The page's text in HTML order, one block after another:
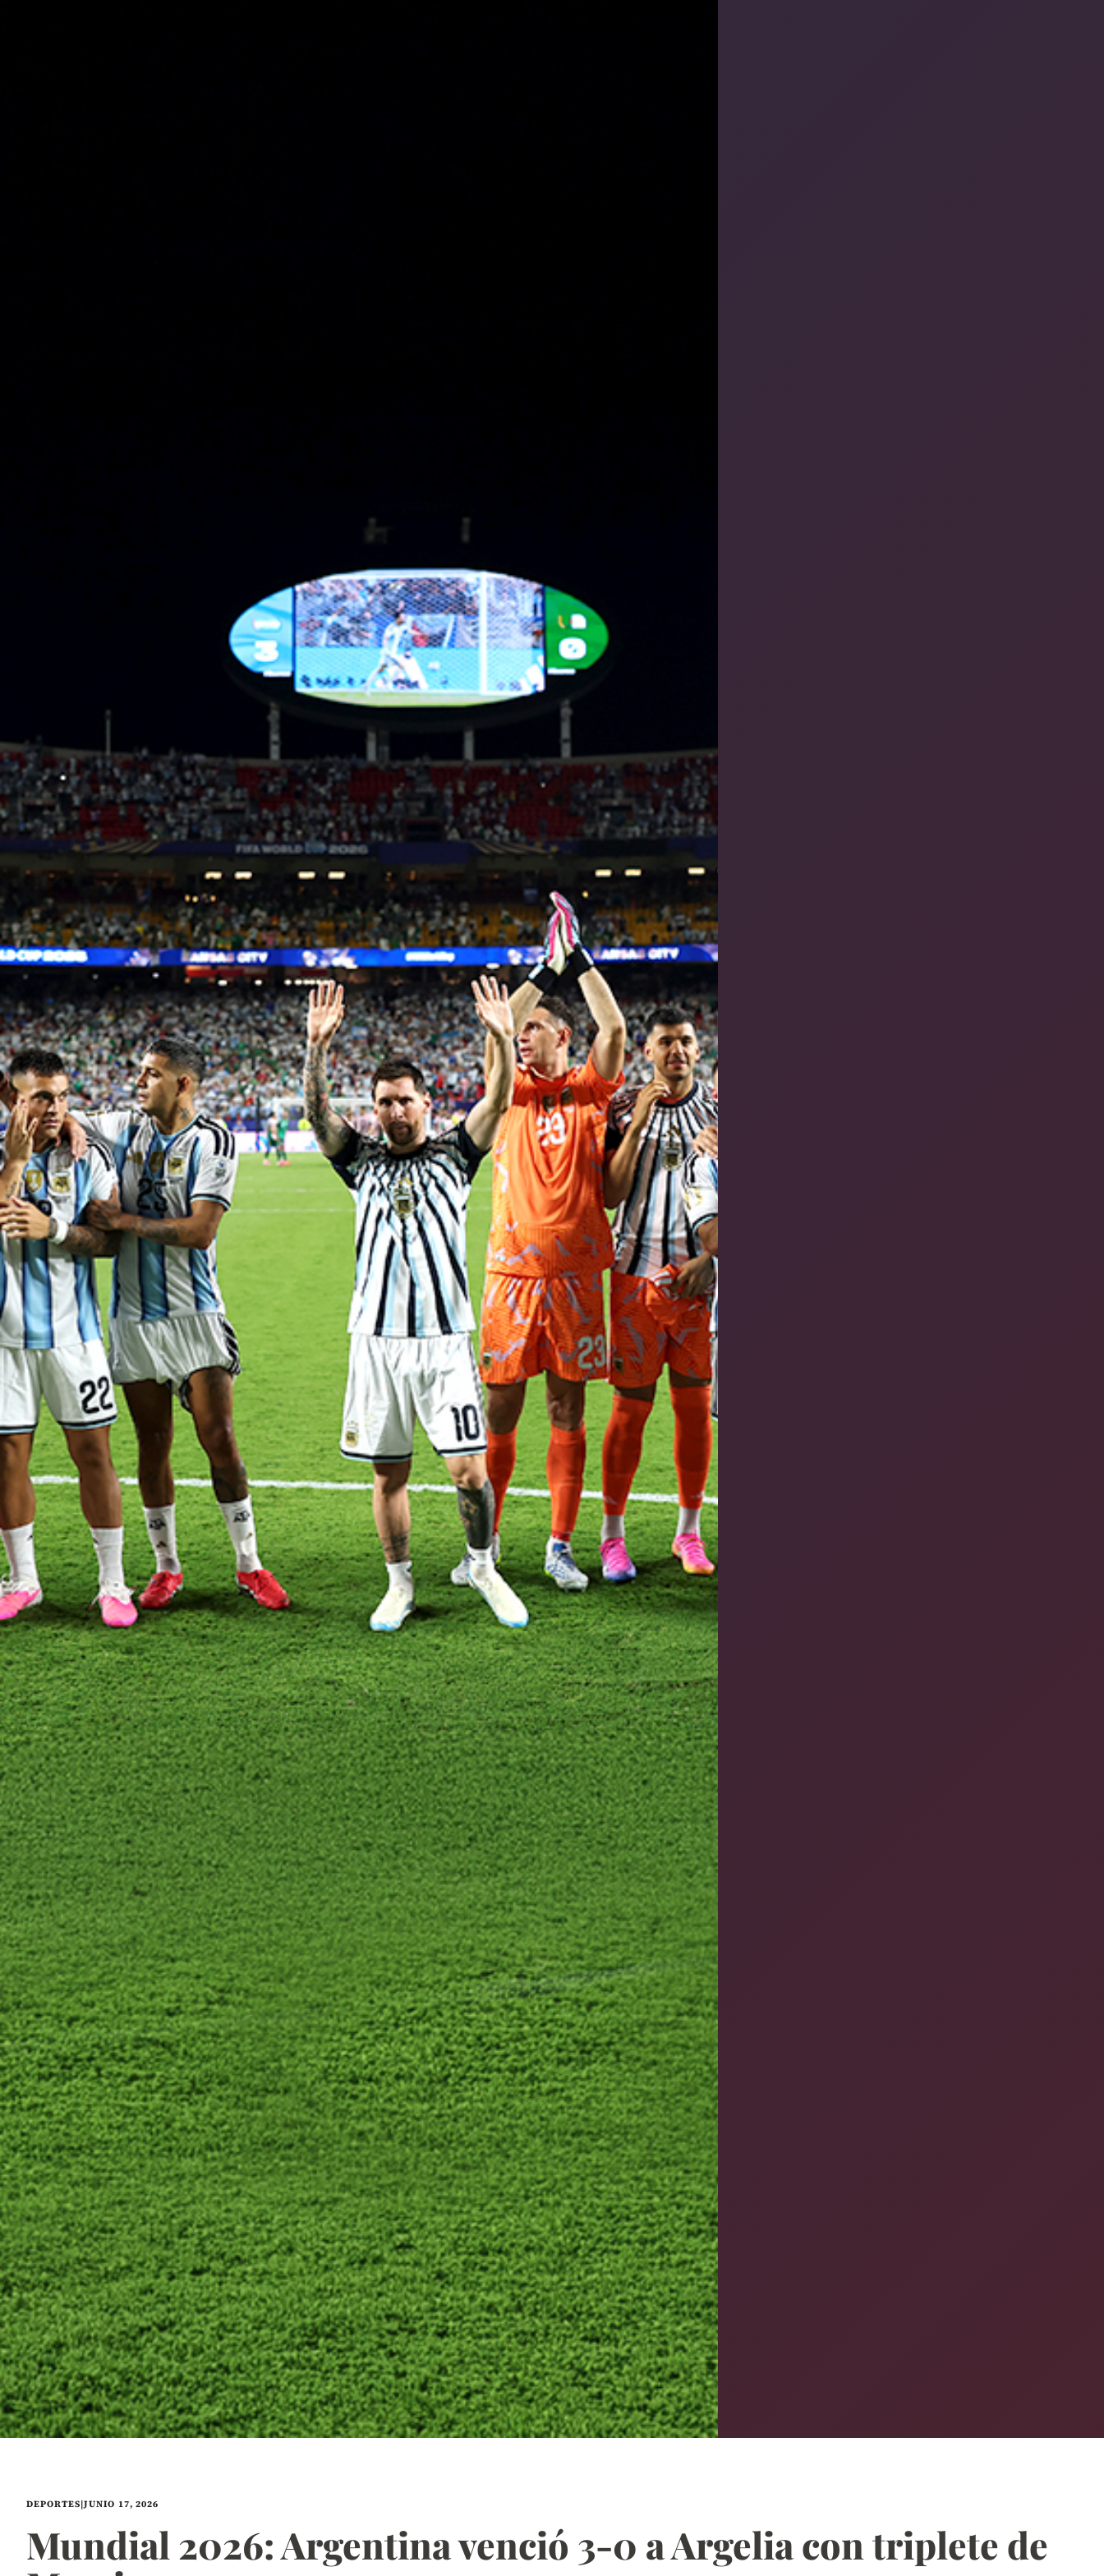
DEPORTES|JUNIO 17, 2026
Mundial 2026: Argentina venció 3-0 a Argelia con triplete de